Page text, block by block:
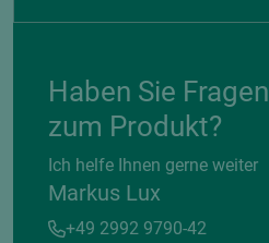
Haben Sie Fragen
zum Produkt?
Ich helfe Ihnen gerne weiter
Markus Lux
+49 2992 9790-42